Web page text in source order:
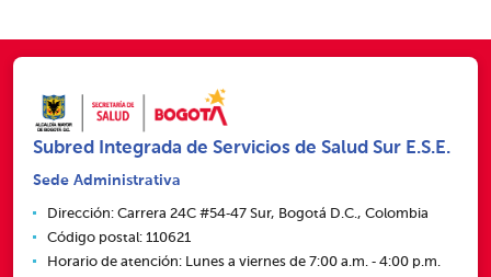
Subred Integrada de Servicios de Salud Sur E.S.E.
Sede Administrativa
Dirección: Carrera 24C #54‑47 Sur, Bogotá D.C., Colombia
Código postal: 110621
Horario de atención: Lunes a viernes de 7:00 a.m. ‑ 4:00 p.m.